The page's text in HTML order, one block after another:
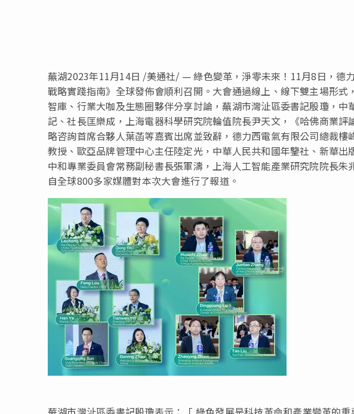
蕪湖2023年11月14日 /美通社/ — 綠色變革，淨零未來！11月8日，德
戰略實踐指南》全球發佈會順利召開。大會通過線上、線下雙主場形
智庫、行業大咖及生態圈夥伴分享討論，蕪湖市灣沚區委書記殷瓊，
記、社長匡樂成，上海電器科學研究院輪值院長尹天文，《哈佛商業
略咨詢首席合夥人葉菡等嘉賓出席並致辭，德力西電氣有限公司總裁
教授、歐亞品牌管理中心主任陸定光，中華人民共和國年鑒社、新華
中和專業委員會常務副秘書長張軍濤，上海人工智能產業研究院院長朱
自全球800多家媒體對本次大會進行了報道。